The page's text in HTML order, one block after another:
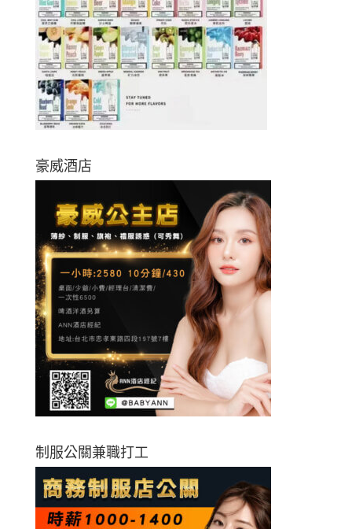
豪威酒店
制服公關兼職打工